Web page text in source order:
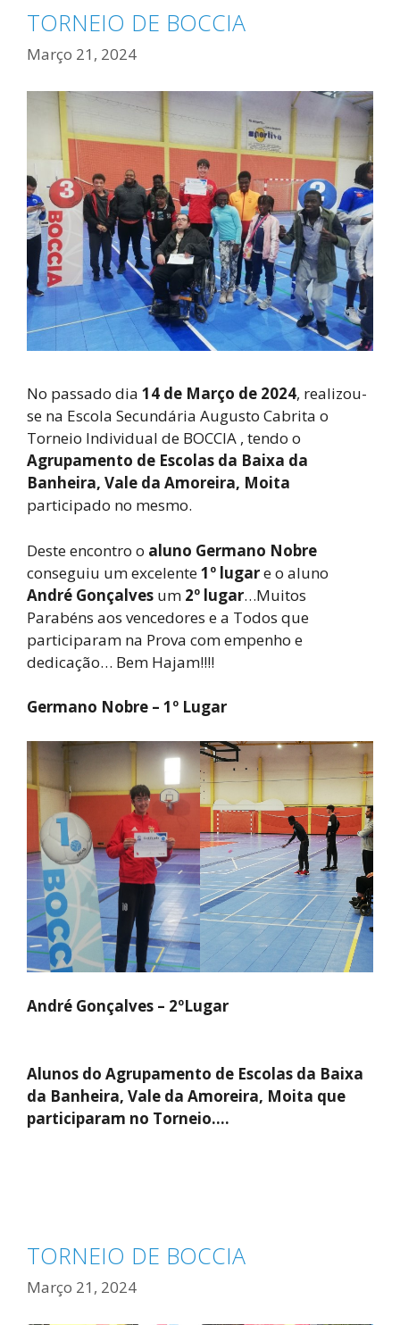
TORNEIO DE BOCCIA
Março 21, 2024
No passado dia 14 de Março de 2024, realizou-
se na Escola Secundária Augusto Cabrita o
Torneio Individual de BOCCIA , tendo o
Agrupamento de Escolas da Baixa da
Banheira, Vale da Amoreira, Moita
participado no mesmo.
Deste encontro o aluno Germano Nobre
conseguiu um excelente1º lugare o aluno
André Gonçalves um 2º lugar…Muitos
Parabéns aos vencedores e a Todos que
participaram na Prova com empenho e
dedicação… Bem Hajam!!!!
Germano Nobre – 1º Lugar
André Gonçalves – 2ºLugar
Alunos do Agrupamento de Escolas da Baixa
da Banheira, Vale da Amoreira, Moita que
participaram no Torneio….
TORNEIO DE BOCCIA
Março 21, 2024